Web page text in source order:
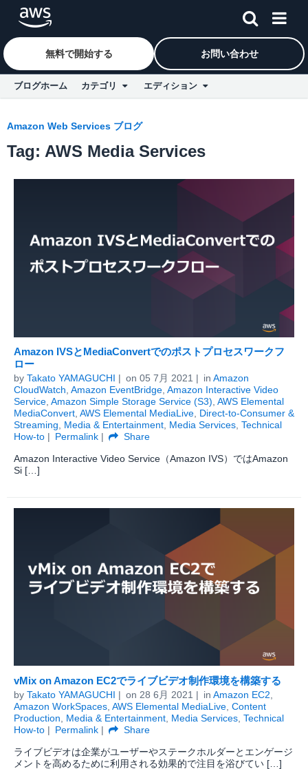
Skip to Main Content
無料で開始する お問い合わせ
ブログホーム カテゴリ エディション
Amazon Web Services ブログ
Tag: AWS Media Services
Amazon IVSとMediaConvertでのポストプロセスワークフ
ロー
by Takato YAMAGUCHI on 05 7月 2021 in Amazon
CloudWatch Amazon EventBridge Amazon Interactive Video
Service Amazon Simple Storage Service (S3) AWS Elemental
MediaConvert AWS Elemental MediaLive Direct-to-Consumer &
Streaming
Media & Entertainment Media Services Technical
How-to
Permalink
Share
Amazon Interactive Video Service（Amazon IVS）ではAmazon
Si […]
vMix on Amazon EC2でライブビデオ制作環境を構築する
by Takato YAMAGUCHI on 28 6月 2021 in Amazon EC2
Amazon WorkSpaces AWS Elemental MediaLive Content
Production
Media & Entertainment Media Services Technical
How-to
Permalink
Share
ライブビデオは企業がユーザーやステークホルダーとエンゲージ
メントを高めるために利用される効果的で注目を浴びてい […]